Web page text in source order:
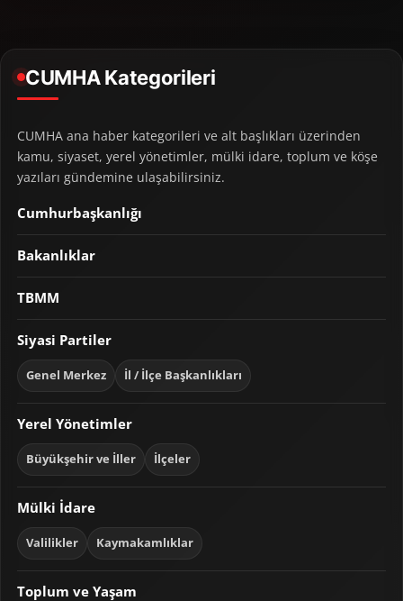
CUMHA Kategorileri
CUMHA ana haber kategorileri ve alt başlıkları üzerinden
kamu, siyaset, yerel yönetimler, mülki idare, toplum ve köşe
yazıları gündemine ulaşabilirsiniz.
Cumhurbaşkanlığı
Bakanlıklar
TBMM
Siyasi Partiler
Genel Merkez İl / İlçe Başkanlıkları
Yerel Yönetimler
Büyükşehir ve İller İlçeler
Mülki İdare
Valilikler Kaymakamlıklar
Toplum ve Yaşam